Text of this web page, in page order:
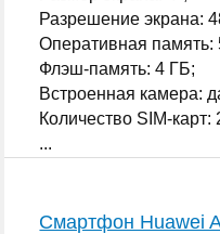
Разрешение экрана:
Оперативная память:
Флэш-память: 4 ГБ;
Встроенная камера:
Количество SIM-карт:
...
Смартфон Huawei